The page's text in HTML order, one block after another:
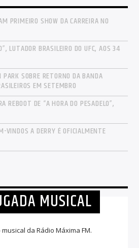
PRIMEIRO SHOW DA CARREIRA NO
LUTADOR BRASILEIRO DO UFC, AOS 34
SOBRE RETORNO DA BANDA
EM SETEMBRO
REBOOT DE “A HORA DO PESADELO”,
A DERRY É OFICIALMENTE
MUSICAL
da Rádio Máxima FM.